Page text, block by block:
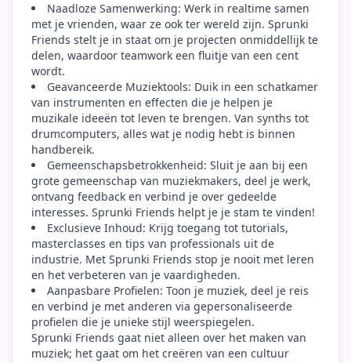
Naadloze Samenwerking: Werk in realtime samen
met je vrienden, waar ze ook ter wereld zijn. Sprunki
Friends stelt je in staat om je projecten onmiddellijk te
delen, waardoor teamwork een fluitje van een cent
wordt.
Geavanceerde Muziektools: Duik in een schatkamer
van instrumenten en effecten die je helpen je
muzikale ideeën tot leven te brengen. Van synths tot
drumcomputers, alles wat je nodig hebt is binnen
handbereik.
Gemeenschapsbetrokkenheid: Sluit je aan bij een
grote gemeenschap van muziekmakers, deel je werk,
ontvang feedback en verbind je over gedeelde
interesses. Sprunki Friends helpt je je stam te vinden!
Exclusieve Inhoud: Krijg toegang tot tutorials,
masterclasses en tips van professionals uit de
industrie. Met Sprunki Friends stop je nooit met leren
en het verbeteren van je vaardigheden.
Aanpasbare Profielen: Toon je muziek, deel je reis
en verbind je met anderen via gepersonaliseerde
profielen die je unieke stijl weerspiegelen.
Sprunki Friends gaat niet alleen over het maken van
muziek; het gaat om het creëren van een cultuur